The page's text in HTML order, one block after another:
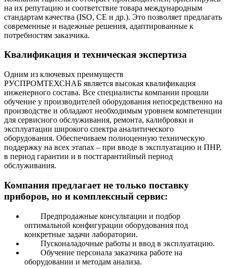
на их репутацию и соответствие товара международным
стандартам качества (ISO, CE и др.). Это позволяет предлагать
современные и надежные решения, адаптированные к
потребностям заказчика.
Квалификация и техническая экспертиза
Одним из ключевых преимуществ
РУСПРОМТЕХСНАБ является высокая квалификация
инженерного состава. Все специалисты компании прошли
обучение у производителей оборудования непосредственно на
производстве и обладают необходимым уровнем компетенции
для сервисного обслуживания, ремонта, калибровки и
эксплуатации широкого спектра аналитического
оборудования. Обеспечиваем полноценную техническую
поддержку на всех этапах – при вводе в эксплуатацию и ПНР,
в период гарантии и в постгарантийный период
обслуживания.
Компания предлагает не только поставку
приборов, но и комплексный сервис:
Предпродажные консультации и подбор
оптимальной конфигурации оборудования под
конкретные задачи лаборатории.
Пусконаладочные работы и ввод в эксплуатацию.
Обучение персонала заказчика работе на
оборудовании и методам анализа.